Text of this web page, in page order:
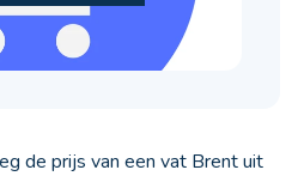
de prijs van een vat Brent uit